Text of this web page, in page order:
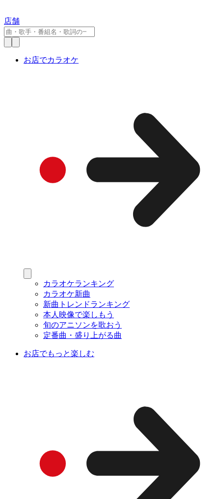
店舗
お店でカラオケ
カラオケランキング
カラオケ新曲
新曲トレンドランキング
本人映像で楽しもう
旬のアニソンを歌おう
定番曲・盛り上がる曲
お店でもっと楽しむ